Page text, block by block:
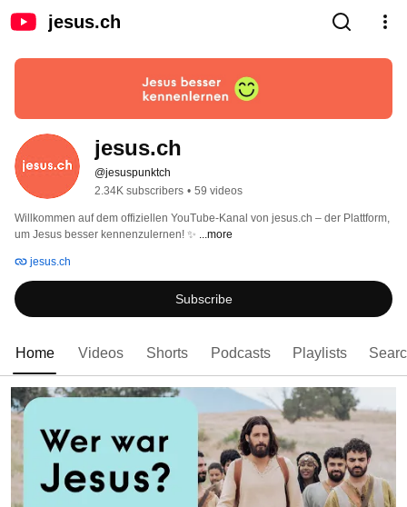
jesus.ch
jesus.ch
@jesuspunktch
2.34K subscribers • 59 videos
Willkommen auf dem offiziellen YouTube-Kanal von jesus.ch – der Plattform,
um Jesus besser kennenzulernen! ✨ ...more
jesus.ch
Subscribe
Home Videos Shorts Podcasts Playlists